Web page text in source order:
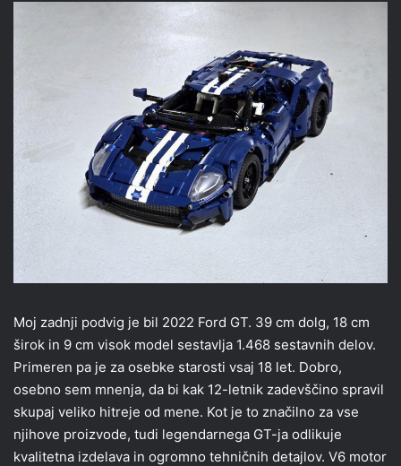
Moj zadnji podvig je bil 2022 Ford GT. 39 cm dolg, 18 cm
širok in 9 cm visok model sestavlja 1.468 sestavnih delov.
Primeren pa je za osebke starosti vsaj 18 let. Dobro,
osebno sem mnenja, da bi kak 12-letnik zadevščino spravil
skupaj veliko hitreje od mene. Kot je to značilno za vse
njihove proizvode, tudi legendarnega GT-ja odlikuje
kvalitetna izdelava in ogromno tehničnih detajlov. V6 motor